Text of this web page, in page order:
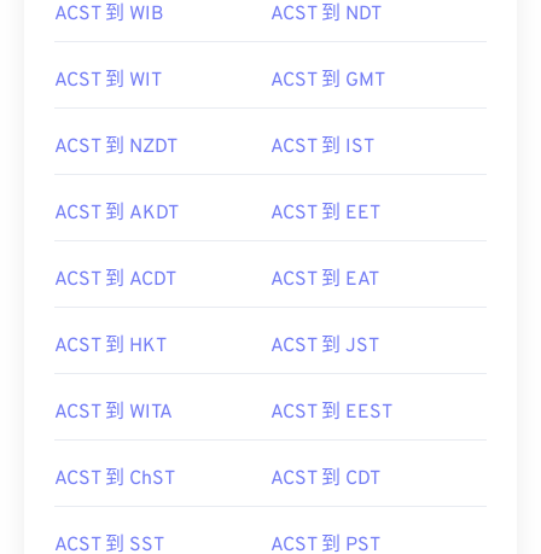
ACST 到 WIB ACST 到 NDT
ACST 到 WIT ACST 到 GMT
ACST 到 NZDT ACST 到 IST
ACST 到 AKDT ACST 到 EET
ACST 到 ACDT ACST 到 EAT
ACST 到 HKT ACST 到 JST
ACST 到 WITA ACST 到 EEST
ACST 到 ChST ACST 到 CDT
ACST 到 SST ACST 到 PST